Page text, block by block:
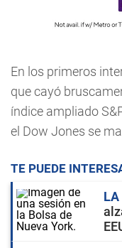
En los primeros
que cayó
índice ampliado
el Dow Jones se
TE PUEDE
LA